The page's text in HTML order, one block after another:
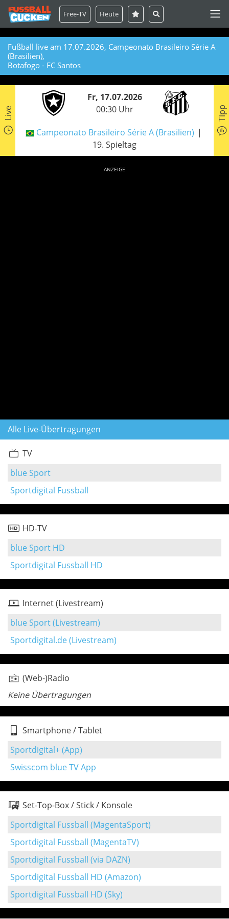
Free-TV Heute
Fußball live am 17.07.2026, Campeonato Brasileiro Série A
(Brasilien),
Botafogo - FC Santos
Live
Fr, 17.07.2026
00:30 Uhr
Campeonato Brasileiro Série A (Brasilien)
19. Spieltag
Tipp
ANZEIGE
Alle Live-Übertragungen
TV
blue Sport
Sportdigital Fussball
HD-TV
blue Sport HD
Sportdigital Fussball HD
Internet (Livestream)
blue Sport (Livestream)
Sportdigital.de (Livestream)
(Web-)Radio
Keine Übertragungen
Smartphone / Tablet
Sportdigital+ (App)
Swisscom blue TV App
Set-Top-Box / Stick / Konsole
Sportdigital Fussball (MagentaSport)
Sportdigital Fussball (MagentaTV)
Sportdigital Fussball (via DAZN)
Sportdigital Fussball HD (Amazon)
Sportdigital Fussball HD (Sky)